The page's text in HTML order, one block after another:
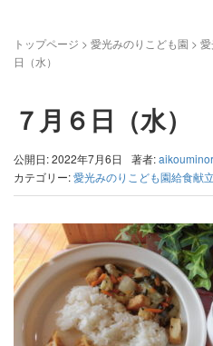
トップページ > 愛光みのりこども園 >
日（水）
７月６日（水）
公開日: 2022年7月6日 著者:
カテゴリー:愛光みのりこども園給食献立